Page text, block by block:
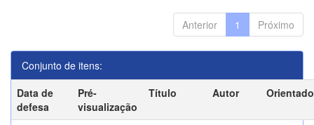
Anterior 1 Próximo
Conjunto de itens:
Data de
defesa
Pré-
visualização
Título Autor